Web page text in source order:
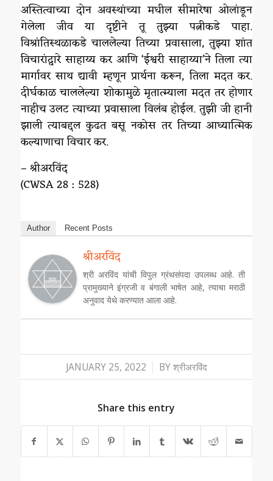
अस्तित्वाच्या दोन अवस्थांच्या मधील सीमारेषा ओलांडून
गेलेला जीव या दृष्टीने तू तुझ्या पत्नीकडे पाहा.
विश्रांतिस्थळाकडे चाललेल्या तिच्या प्रवासाला, तुझ्या शांत
विचारांद्वारे साहाय्य कर आणि ‘ईश्वरी साहाय्या’ने तिला त्या
मार्गावर साथ द्यावी म्हणून प्रार्थना करून, तिला मदत कर.
दीर्घकाळ चाललेल्या शोकामुळे मृतात्म्याला मदत तर होणार
नाहीच उलट त्याच्या प्रवासाला विलंब होईल. तुझी जी हानी
झाली त्याबद्दल कुढत बसू नकोस तर तिच्या आध्यात्मिक
कल्याणाचा विचार कर.
– श्रीअरविंद
(CWSA 28 : 528)
Author Recent Posts
श्रीअरविंद
श्री अरविंद यांची विपुल ग्रंथसंपदा उपलब्ध आहे. ती
प्रामुख्याने इंग्रजी व बंगाली भाषेत आहे, त्याचा मराठी
अनुवाद येथे करण्यात आला आहे.
JANUARY 25, 2022
/ BYश्रीअरविंद
Share this entry